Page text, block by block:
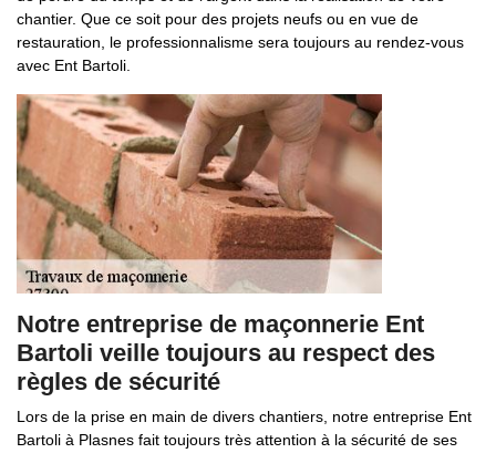
chantier. Que ce soit pour des projets neufs ou en vue de
restauration, le professionnalisme sera toujours au rendez-vous
avec Ent Bartoli.
Notre entreprise de maçonnerie Ent
Bartoli veille toujours au respect des
règles de sécurité
Lors de la prise en main de divers chantiers, notre entreprise Ent
Bartoli à Plasnes fait toujours très attention à la sécurité de ses